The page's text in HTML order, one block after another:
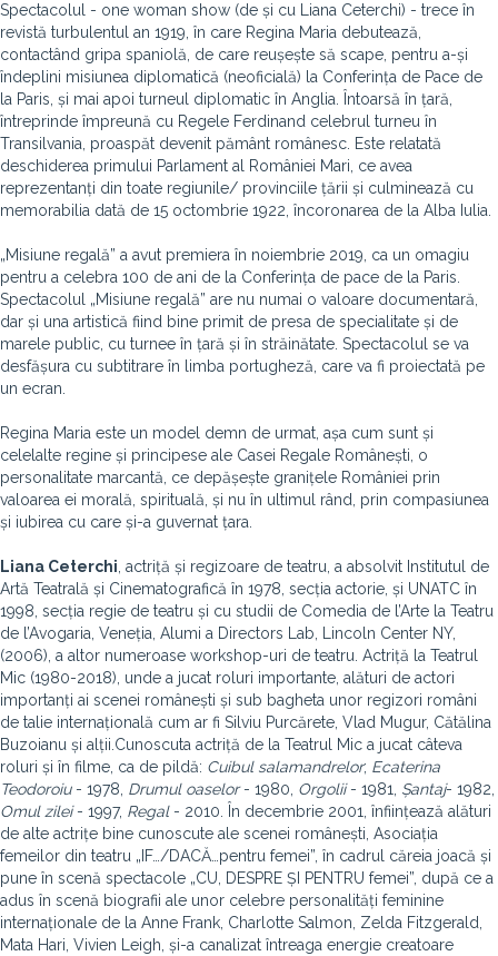
Spectacolul - one woman show (de și cu Liana Ceterchi) - trece în
revistă turbulentul an 1919, în care Regina Maria debutează,
contactând gripa spaniolă, de care reușește să scape, pentru a-și
îndeplini misiunea diplomatică (neoficială) la Conferința de Pace de
la Paris, și mai apoi turneul diplomatic în Anglia. Întoarsă în țară,
întreprinde împreună cu Regele Ferdinand celebrul turneu în
Transilvania, proaspăt devenit pământ românesc. Este relatată
deschiderea primului Parlament al României Mari, ce avea
reprezentanți din toate regiunile/ provinciile țării și culminează cu
memorabilia dată de 15 octombrie 1922, încoronarea de la Alba Iulia.
„Misiune regală” a avut premiera în noiembrie 2019, ca un omagiu
pentru a celebra 100 de ani de la Conferința de pace de la Paris.
Spectacolul „Misiune regală” are nu numai o valoare documentară,
dar și una artistică fiind bine primit de presa de specialitate și de
marele public, cu turnee în țară și în străinătate. Spectacolul se va
desfășura cu subtitrare în limba portugheză, care va fi proiectată pe
un ecran.
Regina Maria este un model demn de urmat, așa cum sunt și
celelalte regine și principese ale Casei Regale Românești, o
personalitate marcantă, ce depășește granițele României prin
valoarea ei morală, spirituală, și nu în ultimul rând, prin compasiunea
și iubirea cu care și-a guvernat țara.
Liana Ceterchi , actriță și regizoare de teatru, a absolvit Institutul de
Artă Teatrală și Cinematografică în 1978, secția actorie, și UNATC în
1998, secția regie de teatru și cu studii de Comedia de l’Arte la Teatru
de l’Avogaria, Veneția, Alumi a Directors Lab, Lincoln Center NY,
(2006), a altor numeroase workshop-uri de teatru. Actriță la Teatrul
Mic (1980-2018), unde a jucat roluri importante, alături de actori
importanți ai scenei românești și sub bagheta unor regizori români
de talie internațională cum ar fi Silviu Purcărete, Vlad Mugur, Cătălina
Buzoianu și alții.Cunoscuta actriță de la Teatrul Mic a jucat câteva
roluri și în filme, ca de pildă: Cuibul salamandrelor; Ecaterina
Teodoroiu- 1978, Drumul oaselor- 1980, Orgolii- 1981, Șantaj- 1982,
Omul zilei- 1997, Regal- 2010. În decembrie 2001, înființează alături
de alte actrițe bine cunoscute ale scenei românești, Asociația
femeilor din teatru „IF…/DACĂ…pentru femei”, în cadrul căreia joacă și
pune în scenă spectacole „CU, DESPRE ȘI PENTRU femei”, după ce a
adus în scenă biografii ale unor celebre personalități feminine
internaționale de la Anne Frank, Charlotte Salmon, Zelda Fitzgerald,
Mata Hari, Vivien Leigh, și-a canalizat întreaga energie creatoare